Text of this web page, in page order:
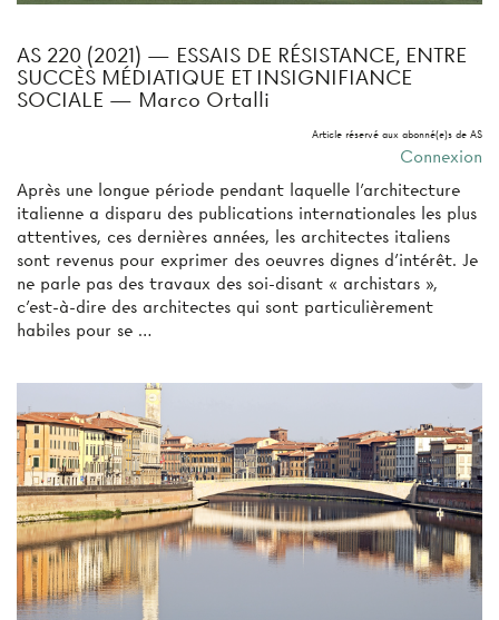
AS 220 (2021) — ESSAIS DE RÉSISTANCE, ENTRE
SUCCÈS MÉDIATIQUE ET INSIGNIFIANCE
SOCIALE — Marco Ortalli
Article réservé aux abonné(e)s de AS
Connexion
Après une longue période pendant laquelle l’architecture
italienne a disparu des publications internationales les plus
attentives, ces dernières années, les architectes italiens
sont revenus pour exprimer des oeuvres dignes d’intérêt. Je
ne parle pas des travaux des soi-disant « archistars »,
c’est-à-dire des architectes qui sont particulièrement
habiles pour se …